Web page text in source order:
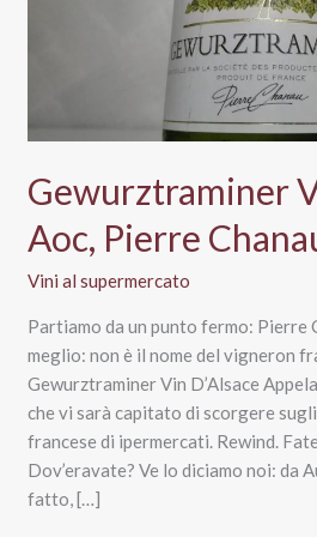
Gewurztraminer
Aoc, Pierre
Vini al supermercato
Partiamo da un punto fermo: Pierre
meglio: non è il nome del vigneron
Gewurztraminer Vin D’Alsace
che vi sarà capitato di scorgere
francese di ipermercati. Rewind.
Dov’eravate? Ve lo diciamo noi: da
fatto, […]